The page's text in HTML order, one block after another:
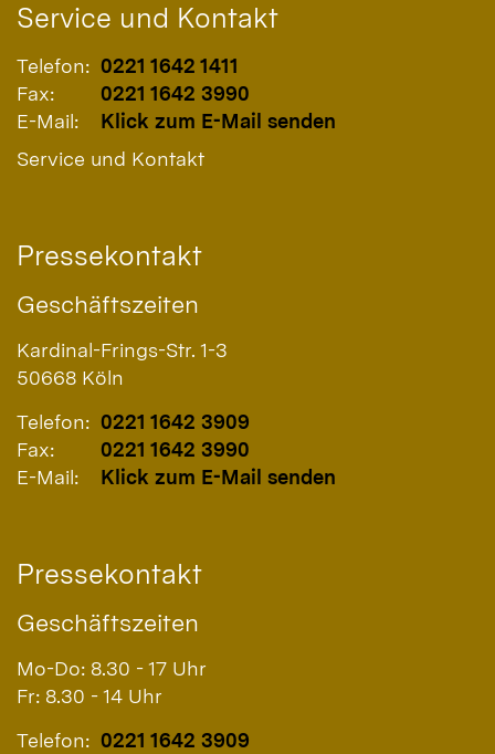
Service und Kontakt
Telefon: 0221 1642 1411
Fax:
0221 1642 3990
E-Mail:
Klick zum E-Mail senden
Service und Kontakt
Pressekontakt
Geschäftszeiten
Kardinal-Frings-Str. 1-3
50668 Köln
Telefon: 0221 1642 3909
Fax:
0221 1642 3990
E-Mail:
Klick zum E-Mail senden
Pressekontakt
Geschäftszeiten
Mo-Do: 8.30 - 17 Uhr
Fr: 8.30 - 14 Uhr
Telefon: 0221 1642 3909